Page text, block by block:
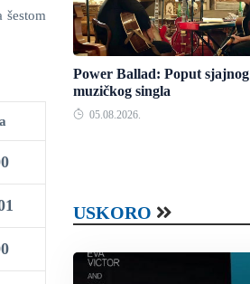
šestom
Power Ballad: Poput sjajnog
muzičkog singla
05.08.2026.
USKORO